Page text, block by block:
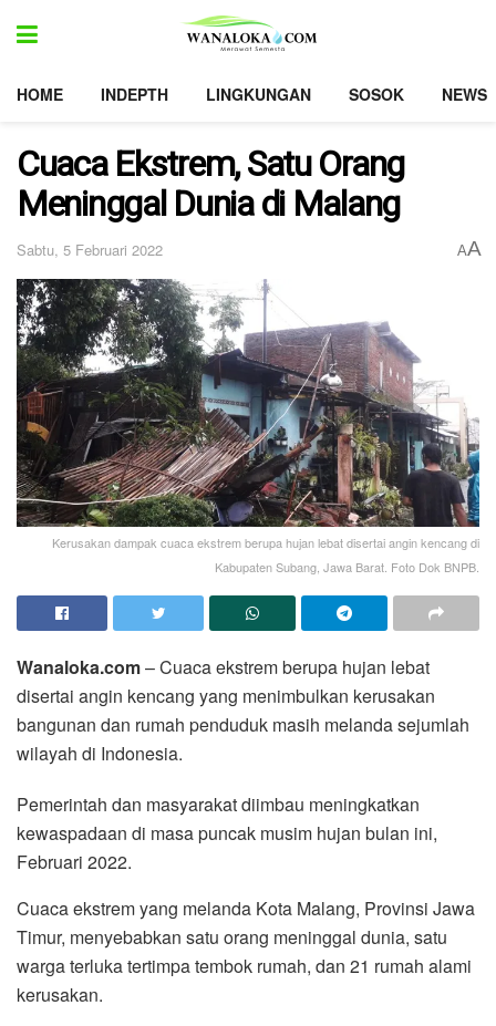
HOME INDEPTH LINGKUNGAN SOSOK NEWS
Cuaca Ekstrem, Satu Orang
Meninggal Dunia di Malang
Sabtu, 5 Februari 2022 AA
Kerusakan dampak cuaca ekstrem berupa hujan lebat disertai angin kencang di
Kabupaten Subang, Jawa Barat. Foto Dok BNPB.
Wanaloka.com– Cuaca ekstrem berupa hujan lebat
disertai angin kencang yang menimbulkan kerusakan
bangunan dan rumah penduduk masih melanda sejumlah
wilayah di Indonesia.
Pemerintah dan masyarakat diimbau meningkatkan
kewaspadaan di masa puncak musim hujan bulan ini,
Februari 2022.
Cuaca ekstrem yang melanda Kota Malang, Provinsi Jawa
Timur, menyebabkan satu orang meninggal dunia, satu
warga terluka tertimpa tembok rumah, dan 21 rumah alami
kerusakan.